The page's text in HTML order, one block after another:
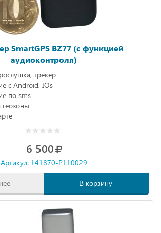
SmartGPS BZ77 (с функцией
аудиоконтроля)
трекер
с Android, IOs
по sms
геозоны
6 500
Артикул: 141870-P110029
В корзину